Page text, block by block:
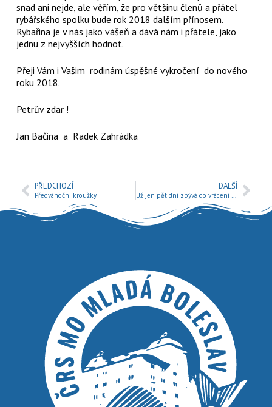
snad ani nejde, ale věřím, že pro většinu členů a přátel
rybářského spolku bude rok 2018 dalším přínosem.
Rybařina je v nás jako vášeň a dává nám i přátele, jako
jednu z nejvyšších hodnot.
Přeji Vám i Vašim rodinám úspěšné vykročení do nového
roku 2018.
Petrův zdar !
Jan Bačina a Radek Zahrádka
PŘEDCHOZÍ
Předvánoční kroužky
DALŠÍ
Už jen pět dní zbývá do vrácení sumáře úlovků.